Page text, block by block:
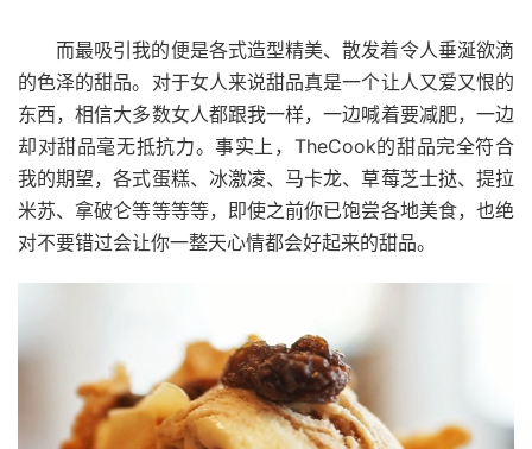
而最吸引我的便是各式造型精美、散发着令人垂涎欲滴
的色泽的甜品。对于女人来说甜品真是一个让人又爱又恨的
东西，相信大多数女人都跟我一样，一边喊着要减肥，一边
却对甜品毫无抵抗力。事实上， TheCook的甜品完全符合
我的期望，各式蛋糕、冰激凌、马卡龙、草莓芝士挞、提拉
米苏、拿破仑等等等等，即使之前你已饱尝各地美食，也绝
对不要错过会让你一整天心情都会好起来的甜品。